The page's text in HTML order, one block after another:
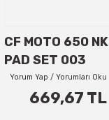
CF MOTO 650
PAD SET 003
Yorum Yap / Yorumları Oku
669,67 TL